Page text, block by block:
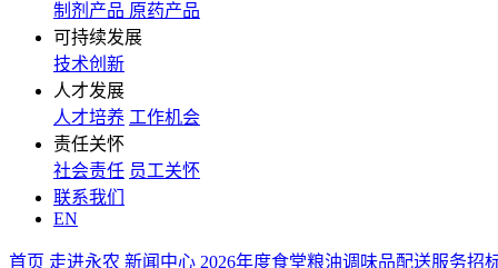
制剂产品 原药产品
可持续发展
技术创新
人才发展
人才培养 工作机会
责任关怀
社会责任 员工关怀
联系我们
EN
首页 走进永农 新闻中心 2026年度食堂粮油调味品配送服务招